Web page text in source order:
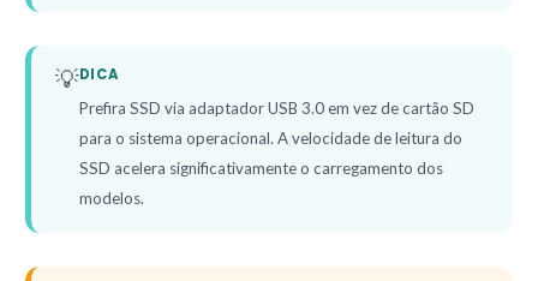
💡DICA
Prefira SSD via adaptador USB 3.0 em vez de cartão SD
para o sistema operacional. A velocidade de leitura do
SSD acelera significativamente o carregamento dos
modelos.